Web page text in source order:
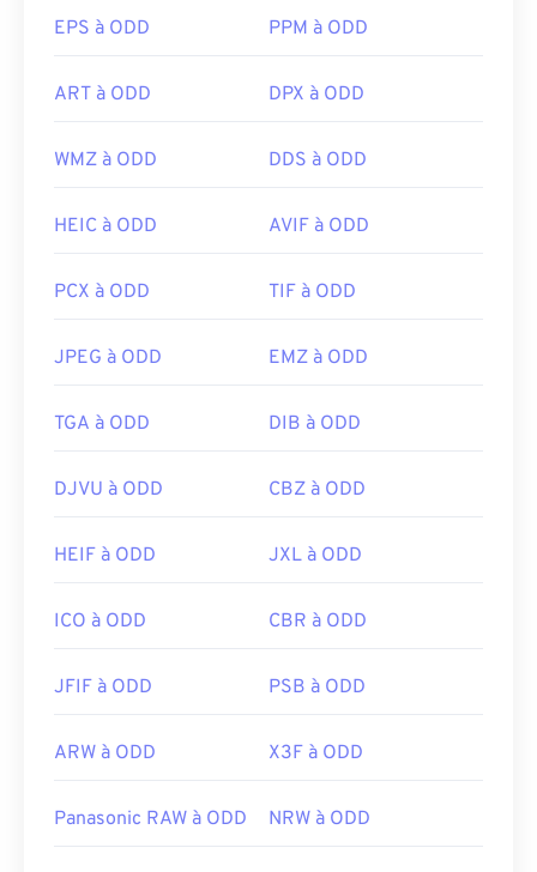
extension aux fichiers RAW créés avec ses
Sony (SR2), Epson (ERF), Kodak (KDC), Panasonic
d'images universel, tel qu'AdobePhotoshop
alternative aux produits Adobe). Après le post-
vers JPG), PNG, TIFF ou BMP. Pour ouvrir un
utilisez les options décrites ci-dessus. Sous
un visualiseur multiplateforme, essayez
normalisation (ISO)
Liens utiles:
https://whatis.techtarget.com/fileformat/RAW-
EPS à ODD PPM à ODD
ART à ODD DPX à ODD
WMZ à ODD DDS à ODD
HEIC à ODD AVIF à ODD
PCX à ODD TIF à ODD
JPEG à ODD EMZ à ODD
TGA à ODD DIB à ODD
DJVU à ODD CBZ à ODD
HEIF à ODD JXL à ODD
ICO à ODD CBR à ODD
JFIF à ODD PSB à ODD
ARW à ODD X3F à ODD
Panasonic RAW à ODD NRW à ODD